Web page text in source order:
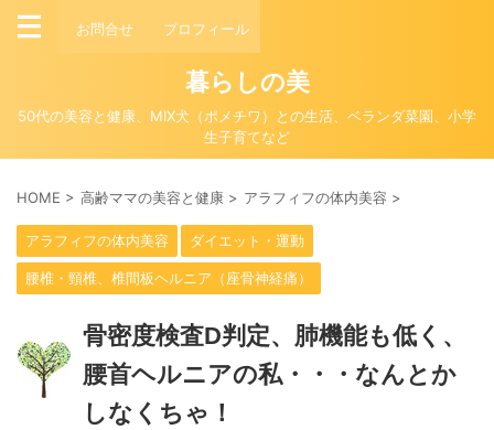
お問合せ プロフィール
暮らしの美
50代の美容と健康、MIX犬（ポメチワ）との生活、ベランダ菜園、小学
生子育てなど
HOME > 高齢ママの美容と健康 > アラフィフの体内美容 >
アラフィフの体内美容 ダイエット・運動
腰椎・頸椎、椎間板ヘルニア（座骨神経痛）
骨密度検査D判定、肺機能も低く、
腰首ヘルニアの私・・・なんとか
しなくちゃ！